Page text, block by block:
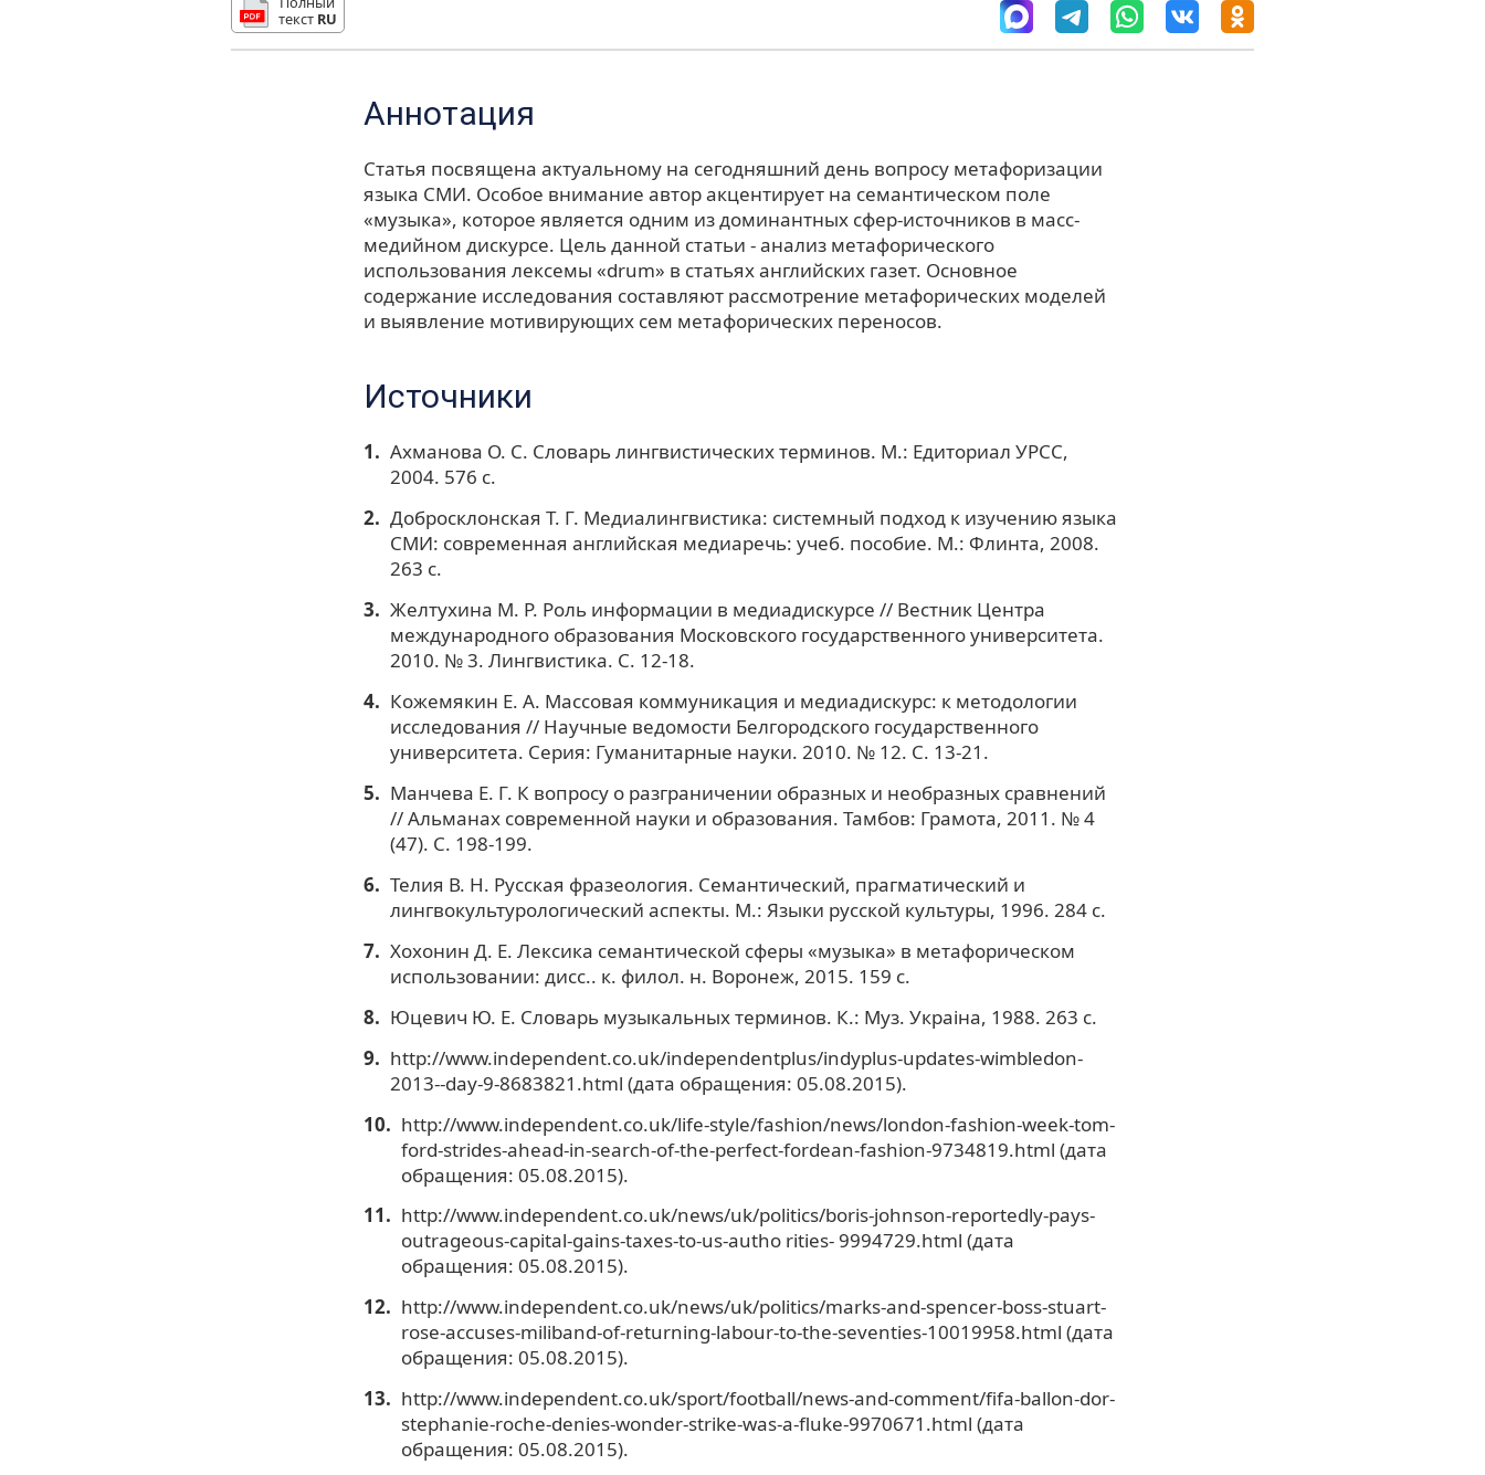
текст RU
Аннотация
Статья посвящена актуальному на сегодняшний день вопросу метафоризации
языка СМИ. Особое внимание автор акцентирует на семантическом поле
«музыка», которое является одним из доминантных сфер-источников в масс-
медийном дискурсе. Цель данной статьи - анализ метафорического
использования лексемы «drum» в статьях английских газет. Основное
содержание исследования составляют рассмотрение метафорических моделей
и выявление мотивирующих сем метафорических переносов.
Источники
Ахманова О. С. Словарь лингвистических терминов. М.: Едиториал УРСС,
2004. 576 с.
Добросклонская Т. Г. Медиалингвистика: системный подход к изучению языка
СМИ: современная английская медиаречь: учеб. пособие. М.: Флинта, 2008.
263 с.
Желтухина М. Р. Роль информации в медиадискурсе // Вестник Центра
международного образования Московского государственного университета.
2010. № 3. Лингвистика. С. 12-18.
Кожемякин Е. А. Массовая коммуникация и медиадискурс: к методологии
исследования // Научные ведомости Белгородского государственного
университета. Серия: Гуманитарные науки. 2010. № 12. С. 13-21.
Манчева Е. Г. К вопросу о разграничении образных и необразных сравнений
// Альманах современной науки и образования. Тамбов: Грамота, 2011. № 4
(47). C. 198-199.
Телия В. Н. Русская фразеология. Семантический, прагматический и
лингвокультурологический аспекты. М.: Языки русской культуры, 1996. 284 с.
Хохонин Д. Е. Лексика семантической сферы «музыка» в метафорическом
использовании: дисс.. к. филол. н. Воронеж, 2015. 159 с.
Юцевич Ю. Е. Словарь музыкальных терминов. К.: Муз. Украiна, 1988. 263 с.
http://www.independent.co.uk/independentplus/indyplus-updates-wimbledon-
2013--day-9-8683821.html (дата обращения: 05.08.2015).
http://www.independent.co.uk/life-style/fashion/news/london-fashion-week-tom-
ford-strides-ahead-in-search-of-the-perfect-fordean-fashion-9734819.html (дата
обращения: 05.08.2015).
http://www.independent.co.uk/news/uk/politics/boris-johnson-reportedly-pays-
outrageous-capital-gains-taxes-to-us-autho rities- 9994729.html (дата
обращения: 05.08.2015).
http://www.independent.co.uk/news/uk/politics/marks-and-spencer-boss-stuart-
rose-accuses-miliband-of-returning-labour-to-the-seventies-10019958.html (дата
обращения: 05.08.2015).
http://www.independent.co.uk/sport/football/news-and-comment/fifa-ballon-dor-
stephanie-roche-denies-wonder-strike-was-a-fluke-9970671.html (дата
обращения: 05.08.2015).